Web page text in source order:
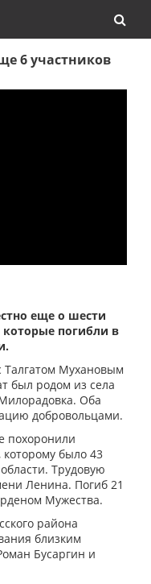
6 участников
еще о шести
которые погибли в
Талгатом Мухановым
был родом из села
Оба
добровольцами.
похоронили
было 43
Трудовую
Ленина. Погиб 21
Мужества.
района
близким
Бусаргин и